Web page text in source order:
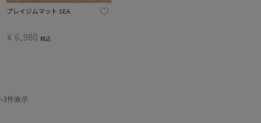
プレイジムマット SEA
¥ 6,980 税込
-3件表示